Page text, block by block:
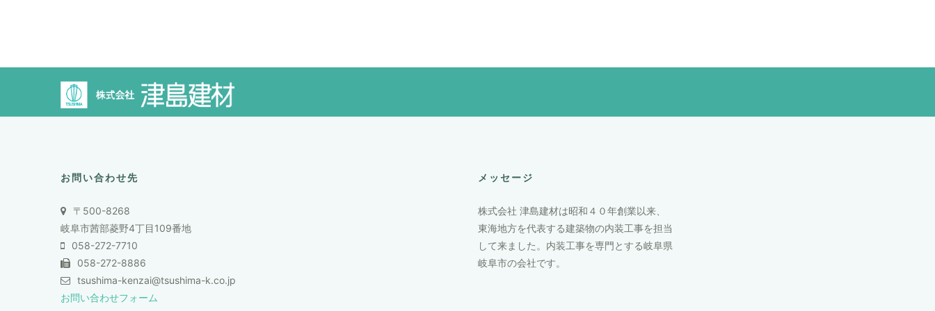
お問い合わせ先
〒500-8268
岐阜市茜部菱野4丁目109番地
058-272-7710
058-272-8886
tsushima-kenzai@tsushima-k.co.jp
お問い合わせフォーム
メッセージ
株式会社 津島建材は昭和４０年創業以来、
東海地方を代表する建築物の内装工事を担当
して来ました。内装工事を専門とする岐阜県
岐阜市の会社です。